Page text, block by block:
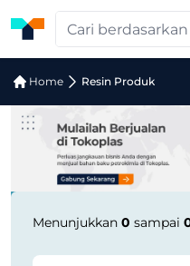
Home Resin Produk
Pencarian
Menunjukkan 0 sampai